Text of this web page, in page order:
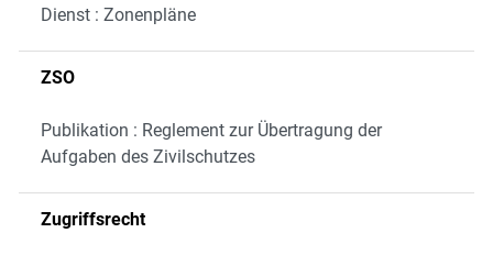
Dienst : Zonenpläne
ZSO
Publikation : Reglement zur Übertragung der
Aufgaben des Zivilschutzes
Zugriffsrecht